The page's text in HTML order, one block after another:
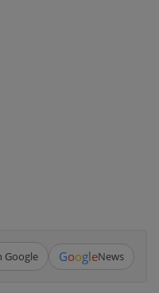
Google GoogleNews